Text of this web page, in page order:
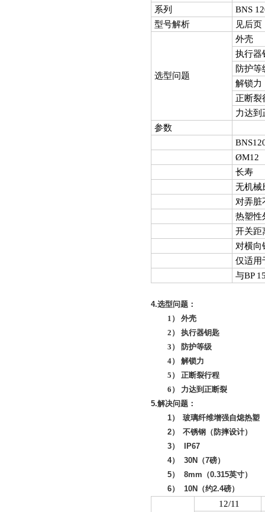
系列
BNS
型号解析
见后页
选型问题
外壳
执行器
防护等
解锁力
正断裂
力达到
参数
ØM12
长寿
无机械
对弄脏
热塑性
开关距
对横向
仅适用
与BP
4.选型问题：
1 ） 外壳
2 ） 执行器钥匙
3 ） 防护等级
4） 解锁力
5 ） 正断裂行程
6 ） 力达到正断裂
5.解决问题：
1）
玻璃纤维增强自熄热塑
2）
不锈钢（防摔设计）
3）
IP67
4） 30N （7磅）
5） 8mm （0.315英寸）
6） 10N （约2.4磅）
12/11